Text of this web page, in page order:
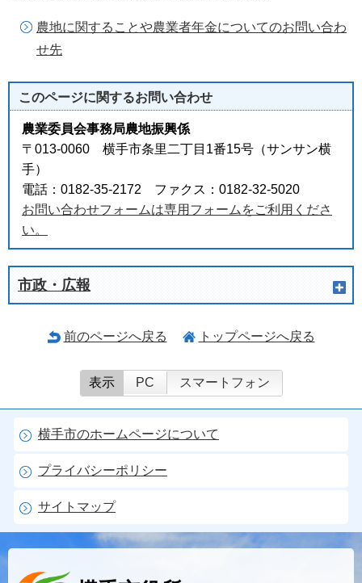
農地に関することや農業者年金についてのお問い合わ
せ先
このページに関するお問い合わせ
農業委員会事務局農地振興係
〒013-0060 横手市条里二丁目1番15号（サンサン横
手）
電話：0182-35-2172 ファクス：0182-32-5020
お問い合わせフォームは専用フォームをご利用くださ
い。
市政・広報
前のページへ戻る トップページへ戻る
表示 PC スマートフォン
横手市のホームページについて
プライバシーポリシー
サイトマップ